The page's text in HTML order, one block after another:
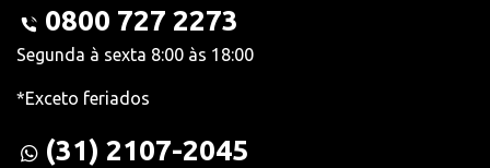
0800 727 2273
Segunda à sexta 8:00 às 18:00
*Exceto feriados
(31) 2107-2045